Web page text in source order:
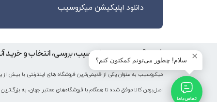
creating a changing waveform at the output of the photodetector.
readings, you quickly start to get a heart-beat (HR) pulse reading.
VIN is the power pin.
You can connect it to 3.3V or 5V output from your Arduino.
I2C CLOCK (SCL is the I2C clock pin, connect to your Arduino’s I2C clock line)
دانلود اپلیکیشن میکروسیب
فروشگاه اینترنتی میکروسیب، بررسی، انتخاب و خرید
اصل‌بودن کالا موفق شده تا همگام با فروشگاه‌های معتبر جهان، به
✕ سلام! چطور می‌تونم کمکتون کنم؟
تماس با ما